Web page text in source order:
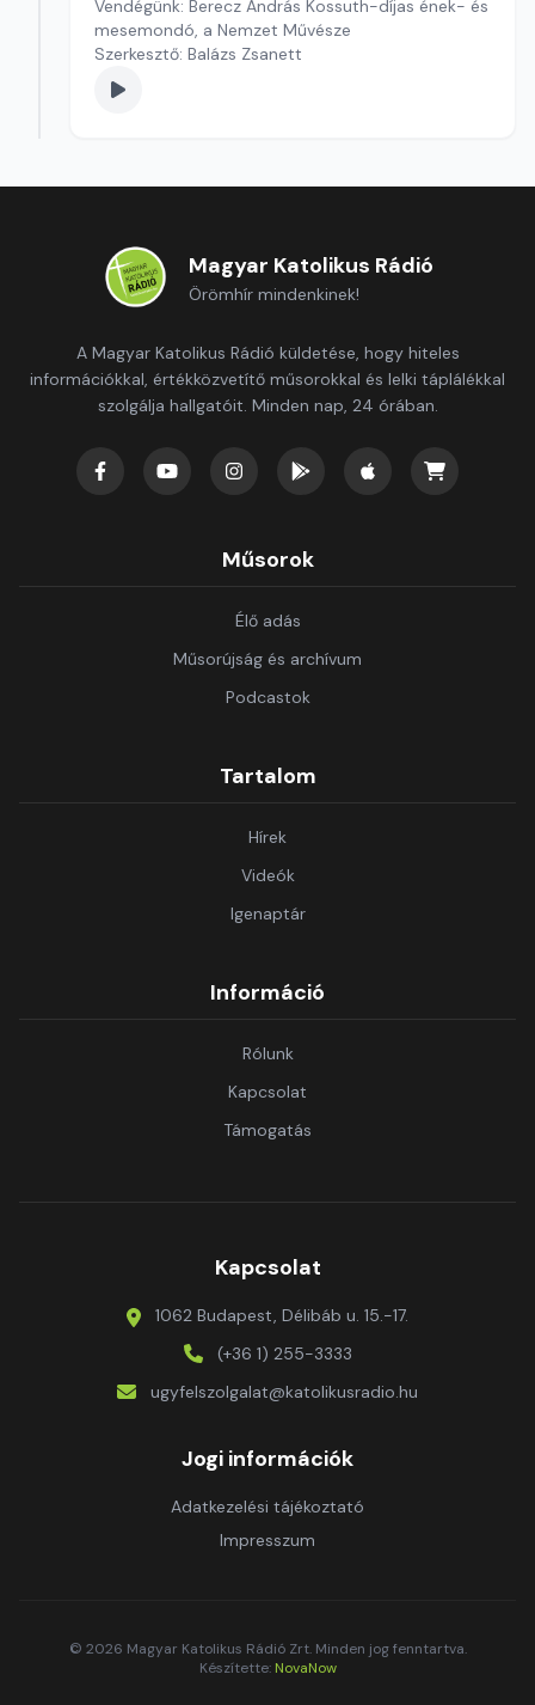
Vendégünk: Berecz András Kossuth-díjas ének- és
mesemondó, a Nemzet Művésze
Szerkesztő: Balázs Zsanett
Magyar Katolikus Rádió
Örömhír mindenkinek!
A Magyar Katolikus Rádió küldetése, hogy hiteles
információkkal, értékközvetítő műsorokkal és lelki táplálékkal
szolgálja hallgatóit. Minden nap, 24 órában.
Műsorok
Élő adás
Műsorújság és archívum
Podcastok
Tartalom
Hírek
Videók
Igenaptár
Információ
Rólunk
Kapcsolat
Támogatás
Kapcsolat
1062 Budapest, Délibáb u. 15.-17.
(+36 1) 255-3333
ugyfelszolgalat@katolikusradio.hu
Jogi információk
Adatkezelési tájékoztató
Impresszum
© 2026 Magyar Katolikus Rádió Zrt. Minden jog fenntartva.
Készítette: NovaNow